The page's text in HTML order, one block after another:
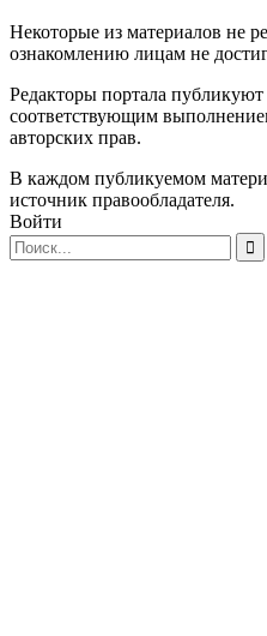
Некоторые из материалов не
ознакомлению лицам не
Редакторы портала
соответствующим
авторских прав.
В каждом публикуемом
источник правообладателя.
Войти